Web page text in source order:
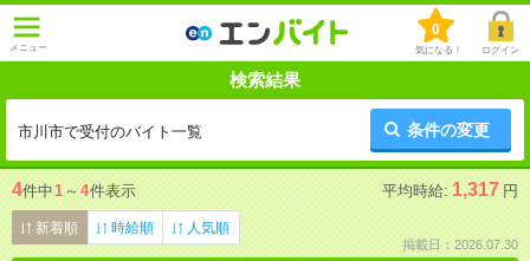
メニュー
0
気になる！ ログイン
検索結果
市川市で受付のバイト一覧 条件の変更
4件中1 ～ 4件表示 平均時給: 1,317 円
新着順 時給順 人気順
掲載日：2026.07.30